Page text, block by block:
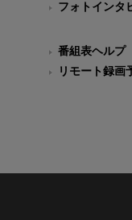
フォトインタ
番組表ヘルプ
リモート録画